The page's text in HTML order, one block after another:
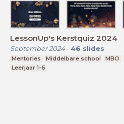
LessonUp's Kerstquiz 2024
September 2024- 46 slides
Mentorles Middelbare school MBO
Leerjaar 1-6